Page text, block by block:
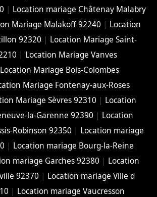
| Location mariage Châtenay Malabry
Mariage Malakoff 92240 | Location
92320 | Location Mariage Saint-
| Location Mariage Vanves
Location Mariage Bois-Colombes
Mariage Fontenay-aux-Roses
Mariage Sèvres 92310 | Location
la-Garenne 92390 | Location
Robinson 92350 | Location mariage
| Location mariage Bourg-la-Reine
mariage Garches 92380 | Location
92370 | Location mariage Ville d
| Location mariage Vaucresson